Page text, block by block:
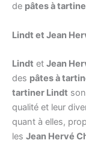
de pâtes à
Lindt et Jean
Lindt et Jean
des pâtes à
tartiner Lindt
qualité et leur
quant à elles,
les Jean Hervé